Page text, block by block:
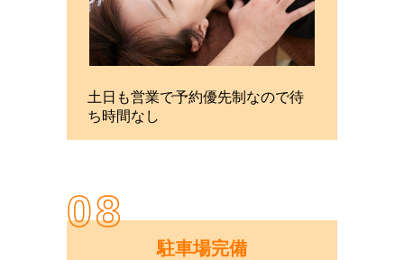
土日も営業で予約優先制なので待
ち時間なし
08
駐車場完備